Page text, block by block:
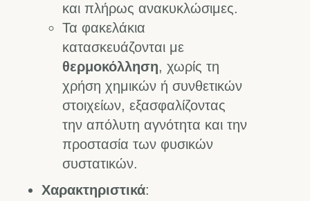
και πλήρως ανακυκλώσιμες.
Τα φακελάκια
κατασκευάζονται με
θερμοκόλληση, χωρίς τη
χρήση χημικών ή συνθετικών
στοιχείων, εξασφαλίζοντας
την απόλυτη αγνότητα και την
προστασία των φυσικών
συστατικών.
Χαρακτηριστικά: